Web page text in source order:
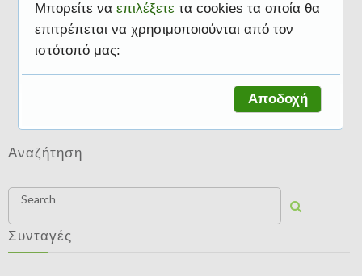
Κουβανέζικη
Αναζήτηση
Search
Συνταγές
Μπορείτε να επιλέξετε τα cookies τα οποία θα
επιτρέπεται να χρησιμοποιούνται από τον
ιστότοπό μας:
Αποδοχή